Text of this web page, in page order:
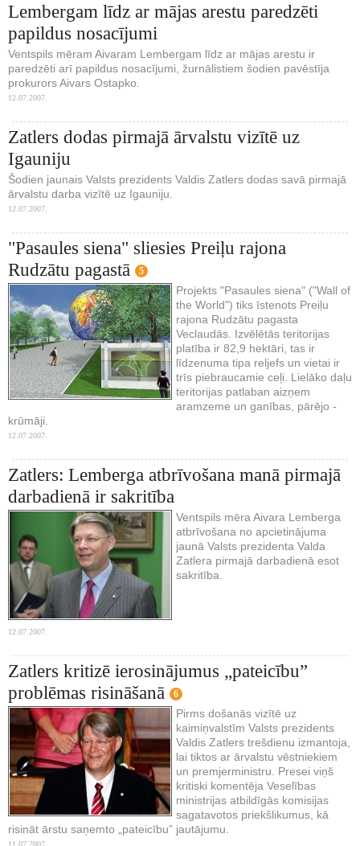
Lembergam līdz ar mājas arestu paredzēti
papildus nosacījumi
Ventspils mēram Aivaram Lembergam līdz ar mājas arestu ir
paredzēti arī papildus nosacījumi, žurnālistiem šodien pavēstīja
prokurors Aivars Ostapko.
12.07.2007.
Zatlers dodas pirmajā ārvalstu vizītē uz
Igauniju
Šodien jaunais Valsts prezidents Valdis Zatlers dodas savā pirmajā
ārvalstu darba vizītē uz Igauniju.
12.07.2007.
"Pasaules siena" sliesies Preiļu rajona
Rudzātu pagastā
5
Projekts "Pasaules siena" ("Wall of
the World") tiks īstenots Preiļu
rajona Rudzātu pagasta
Veclaudās. Izvēlētās teritorijas
platība ir 82,9 hektāri, tas ir
līdzenuma tipa reljefs un vietai ir
trīs piebraucamie ceļi. Lielāko daļu
teritorijas patlaban aizņem
aramzeme un ganības, pārējo -
krūmāji.
12.07.2007.
Zatlers: Lemberga atbrīvošana manā pirmajā
darbadienā ir sakritība
Ventspils mēra Aivara Lemberga
atbrīvošana no apcietinājuma
jaunā Valsts prezidenta Valda
Zatlera pirmajā darbadienā esot
sakritība.
12.07.2007.
Zatlers kritizē ierosinājumus „pateicību”
problēmas risināšanā
6
Pirms došanās vizītē uz
kaimiņvalstīm Valsts prezidents
Valdis Zatlers trešdienu izmantoja,
lai tiktos ar ārvalstu vēstniekiem
un premjerministru. Presei viņš
kritiski komentēja Veselības
ministrijas atbildīgās komisijas
sagatavotos priekšlikumus, kā
risināt ārstu saņemto „pateicību” jautājumu.
11.07.2007.